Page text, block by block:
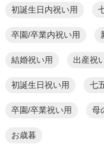
初誕生日内祝い用
卒園/卒業内祝い用
結婚祝い用 出産祝
初誕生日祝い用 七
卒園/卒業祝い用 母
お歳暮